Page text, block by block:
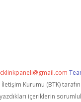
İletişim Kurumu (BTK)
içeriklerin